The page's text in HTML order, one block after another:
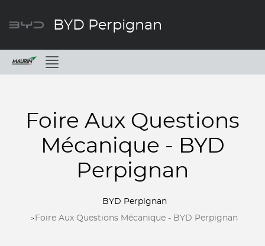
BYD Perpignan
Menu
Foire Aux Questions
Mécanique - BYD
Perpignan
BYD Perpignan
Foire Aux Questions Mécanique - BYD Perpignan